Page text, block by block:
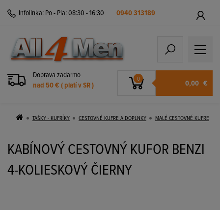
Infolinka: Po - Pia: 08:30 - 16:30 0940 313189
Doprava zadarmo
nad 50 € ( platí v SR )
0 0,00 €
TAŠKY - KUFRÍKY CESTOVNÉ KUFRE A DOPLNKY MALÉ CESTOVNÉ KUFRE
KABÍNOVÝ CESTOVNÝ KUFOR BENZI
4-KOLIESKOVÝ ČIERNY